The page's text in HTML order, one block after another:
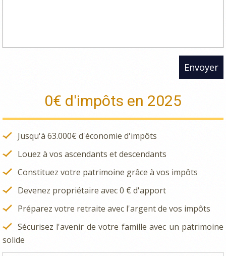
Envoyer
0€ d'impôts en 2025
Jusqu'à 63.000€ d'économie d'impôts
Louez à vos ascendants et descendants
Constituez votre patrimoine grâce à vos impôts
Devenez propriétaire avec 0 € d'apport
Préparez votre retraite avec l'argent de vos impôts
Sécurisez l'avenir de votre famille avec un patrimoine
solide